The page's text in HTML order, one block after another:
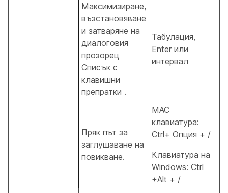
Максимизиране,
възстановяване
и затваряне на
диалоговия
прозорец
Списък с
клавишни
препратки .
Табулация,
Enter или
интервал
Пряк път за
заглушаване на
повикване.
MAC
клавиатура:
Ctrl+ Опция + /
Клавиатура на
Windows: Ctrl
+Alt + /